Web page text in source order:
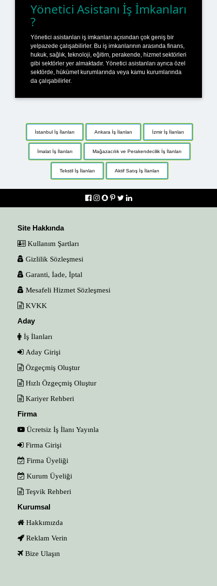
Yönetici Asistanı İş İmkanları
?
Yönetici asistanları iş imkanları açısından çok geniş bir
yelpazede çalışabilirler. Bu iş imkanlarının arasında finans,
hukuk, sağlık, teknoloji, eğitim, perakende, hizmet sektörleri
gibi sektörler yer almaktadır. Yönetici asistanları ayrıca özel
sektörde, hükümet kurumlarında veya kamu kurumlarında
da çalışabilirler.
İstanbul İş İlanları Ankara İş İlanları İzmir İş İlanları
İmalat İş İlanları Mağazacılık ve Perakendecilik İş İlanları
Tekstil İş İlanları Aktif Satış İş İlanları
Site Hakkında
Kullanım Şartları
Gizlilik Sözleşmesi
Garanti, İade, İptal
Mesafeli Hizmet Sözleşmesi
KVKK
Aday
İş İlanları
Aday Girişi
Özgeçmiş Oluştur
Hızlı Özgeçmiş Oluştur
Kariyer Rehberi
Firma
Ücretsiz İş İlanı Yayınla
Firma Girişi
Firma Üyeliği
Kurum Üyeliği
Teşvik Rehberi
Kurumsal
Hakkımızda
Reklam Verin
Bize Ulaşın